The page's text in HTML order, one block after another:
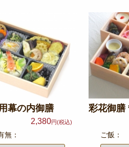
幕の内御膳
2,380円(税込)
無：
彩花御膳
ご飯：